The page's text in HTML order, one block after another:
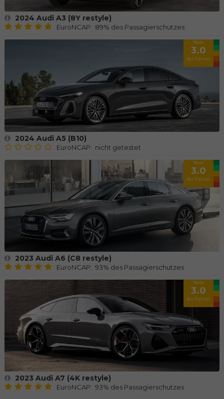
2024 Audi A3 (8Y restyle)
EuroNCAP: 89% des Passagierschutzes
Note
3.0
der Fahrer
2024 Audi A5 (B10)
EuroNCAP: nicht getestet
Note
3.0
der Fahrer
2023 Audi A6 (C8 restyle)
EuroNCAP: 93% des Passagierschutzes
Note
3.0
der Fahrer
2023 Audi A7 (4K restyle)
EuroNCAP: 93% des Passagierschutzes